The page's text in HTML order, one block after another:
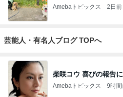
Amebaトピックス 2日前
芸能人・有名人ブログ TOPへ
柴咲コウ 喜びの報告
Amebaトピックス 9時